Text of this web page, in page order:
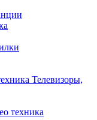
Телевизоры,
техника